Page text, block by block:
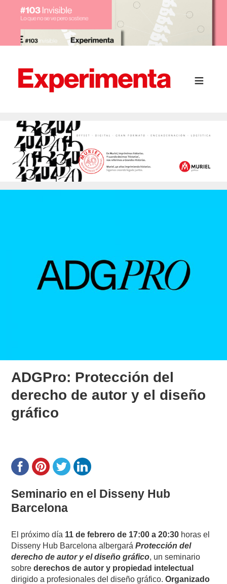
ADGPro: Protección del
derecho de autor y el diseño
gráfico
Seminario en el Disseny Hub
Barcelona
El próximo día 11 de febrero de 17:00 a 20:30 horas el
Disseny Hub Barcelona albergaráProtección del
derecho de autor y el diseño gráfico, un seminario
sobrederechos de autor y propiedad intelectual
dirigido a profesionales del diseño gráfico. Organizado